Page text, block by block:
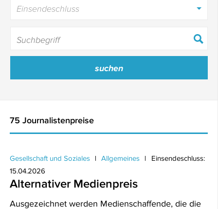
Einsendeschluss
75 Journalistenpreise
Gesellschaft und Soziales Allgemeines
Einsendeschluss:
15.04.2026
Alternativer Medienpreis
Ausgezeichnet werden Medienschaffende, die die